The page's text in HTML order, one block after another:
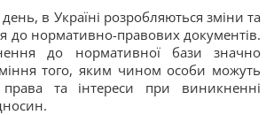
в Україні розробляються зміни та
до нормативно-правових документів.
до нормативної бази значно
того, яким чином особи можуть
права та інтереси при виникненні